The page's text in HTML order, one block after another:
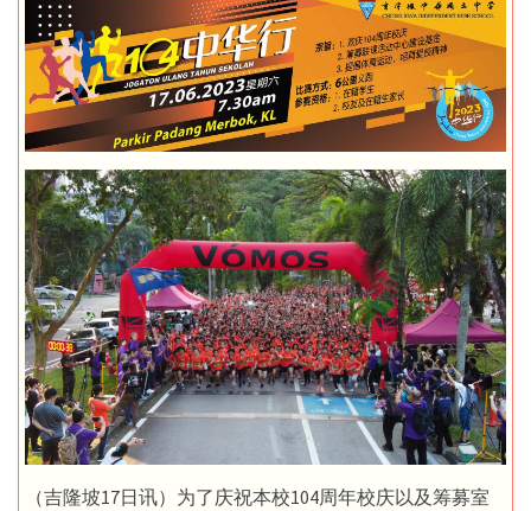
（吉隆坡17日讯）为了庆祝本校104周年校庆以及筹募室